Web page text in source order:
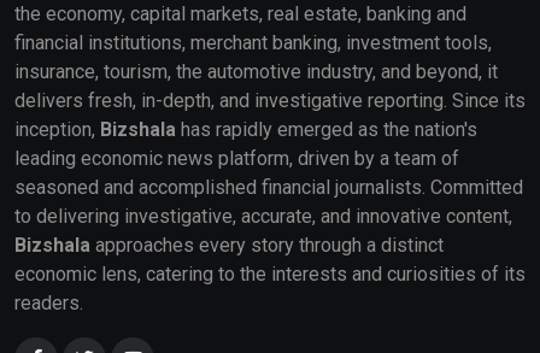
the economy, capital markets, real estate, banking and
financial institutions, merchant banking, investment tools,
insurance, tourism, the automotive industry, and beyond, it
delivers fresh, in-depth, and investigative reporting. Since its
inception, Bizshala has rapidly emerged as the nation's
leading economic news platform, driven by a team of
seasoned and accomplished financial journalists. Committed
to delivering investigative, accurate, and innovative content,
Bizshala approaches every story through a distinct
economic lens, catering to the interests and curiosities of its
readers.